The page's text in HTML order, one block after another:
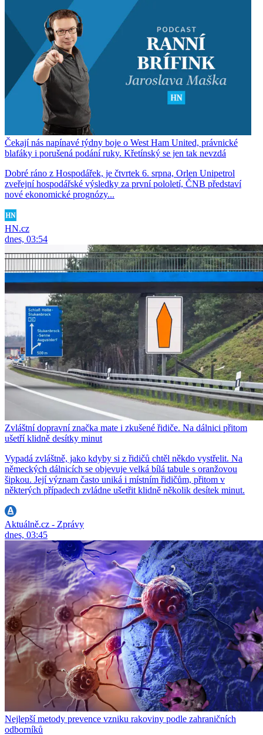
Čekají nás napínavé týdny boje o West Ham United, právnické
blafáky i porušená podání ruky. Křetínský se jen tak nevzdá
Dobré ráno z Hospodářek, je čtvrtek 6. srpna, Orlen Unipetrol
zveřejní hospodářské výsledky za první pololetí, ČNB představí
nové ekonomické prognózy...
HN.cz
dnes, 03:54
Zvláštní dopravní značka mate i zkušené řidiče. Na dálnici přitom
ušetří klidně desítky minut
Vypadá zvláštně, jako kdyby si z řidičů chtěl někdo vystřelit. Na
německých dálnicích se objevuje velká bílá tabule s oranžovou
šipkou. Její význam často uniká i místním řidičům, přitom v
některých případech zvládne ušetřit klidně několik desítek minut.
Aktuálně.cz - Zprávy
dnes, 03:45
Nejlepší metody prevence vzniku rakoviny podle zahraničních
odborníků